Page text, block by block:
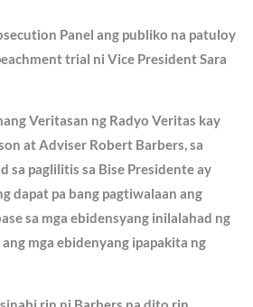
Panel ang publiko na patuloy
trial ni Vice President Sara
Veritasan ng Radyo Veritas kay
at Adviser Robert Barbers, sa
sa paglilitis sa Bise Presidente ay
dapat pa bang pagtiwalaan ang
sa mga ebidensyang inilalahad ng
mga ebidenyang ipapakita ng